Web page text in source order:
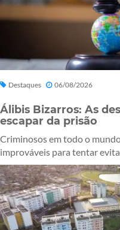
Destaques 06/08/2026
Álibis Bizarros: As
escapar da prisão
Criminosos em todo o
improváveis para tentar